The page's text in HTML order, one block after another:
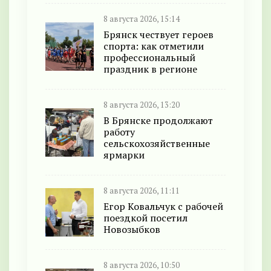
8 августа 2026, 15:14
Брянск чествует героев
спорта: как отметили
профессиональный
праздник в регионе
8 августа 2026, 13:20
В Брянске продолжают
работу
сельскохозяйственные
ярмарки
8 августа 2026, 11:11
Егор Ковальчук с рабочей
поездкой посетил
Новозыбков
8 августа 2026, 10:50